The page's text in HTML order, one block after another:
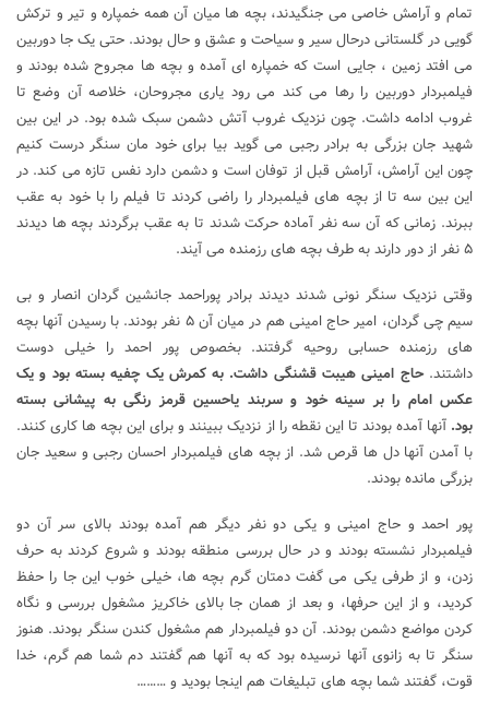
تمام و آرامش خاصی می جنگیدند، بچه ها میان آن همه خمپاره و تیر و ترکش
گویی در گلستانی درحال سیر و سیاحت و عشق و حال بودند. حتی یک جا دوربین
می افتد زمین ، جایی است که خمپاره ای آمده و بچه ها مجروح شده بودند و
فیلمبردار دوربین را رها می کند می رود یاری مجروحان، خلاصه آن وضع تا
غروب ادامه داشت. چون نزدیک غروب آتش دشمن سبک شده بود. در این بین
شهید جان بزرگی به برادر رجبی می گوید بیا برای خود مان سنگر درست کنیم
چون این آرامش، آرامش قبل از توفان است و دشمن دارد نفس تازه می کند. در
این بین سه تا از بچه های فیلمبردار را راضی کردند تا فیلم را با خود به عقب
ببرند. زمانی که آن سه نفر آماده حرکت شدند تا به عقب برگردند بچه ها دیدند
۵ نفر از دور دارند به طرف بچه های رزمنده می آیند.
وقتی نزدیک سنگر نونی شدند دیدند برادر پوراحمد جانشین گردان انصار و بی
سیم چی گردان، امیر حاج امینی هم در میان آن ۵ نفر بودند. با رسیدن آنها بچه
های رزمنده حسابی روحیه گرفتند. بخصوص پور احمد را خیلی دوست
داشتند.حاج امینی هیبت قشنگی داشت. به کمرش یک چفیه بسته بود و یک
عکس امام را بر سینه خود و سربند یاحسین قرمز رنگی به پیشانی بسته
بود. آنها آمده بودند تا این نقطه را از نزدیک ببینند و برای این بچه ها کاری کنند.
با آمدن آنها دل ها قرص شد. از بچه های فیلمبردار احسان رجبی و سعید جان
بزرگی مانده بودند.
پور احمد و حاج امینی و یکی دو نفر دیگر هم آمده بودند بالای سر آن دو
فیلمبردار نشسته بودند و در حال بررسی منطقه بودند و شروع کردند به حرف
زدن، و از طرفی یکی می گفت دمتان گرم بچه ها، خیلی خوب این جا را حفظ
کردید، و از این حرفها، و بعد از همان جا بالای خاکریز مشغول بررسی و نگاه
کردن مواضع دشمن بودند. آن دو فیلمبردار هم مشغول کندن سنگر بودند. هنوز
سنگر تا به زانوی آنها نرسیده بود که به آنها هم گفتند دم شما هم گرم، خدا
قوت، گفتند شما بچه های تبلیغات هم اینجا بودید و ………